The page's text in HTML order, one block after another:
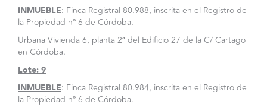
INMUEBLE: Finca Registral 80.988, inscrita en el Registro de
la Propiedad nº 6 de Córdoba.
Urbana Vivienda 6, planta 2ª del Edificio 27 de la C/ Cartago
en Córdoba.
Lote: 9
INMUEBLE: Finca Registral 80.984, inscrita en el Registro de
la Propiedad nº 6 de Córdoba.